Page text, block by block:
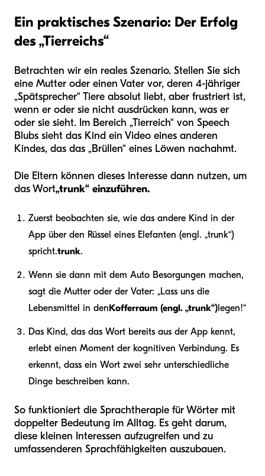
Ein praktisches Szenario: Der Erfolg
des „Tierreichs“
Betrachten wir ein reales Szenario. Stellen Sie sich
eine Mutter oder einen Vater vor, deren 4-jähriger
„Spätsprecher“ Tiere absolut liebt, aber frustriert ist,
wenn er oder sie nicht ausdrücken kann, was er
oder sie sieht. Im Bereich „Tierreich“ von Speech
Blubs sieht das Kind ein Video eines anderen
Kindes, das das „Brüllen“ eines Löwen nachahmt.
Die Eltern können dieses Interesse dann nutzen, um
das Wort„trunk“ einzuführen.
Zuerst beobachten sie, wie das andere Kind in der
App über den Rüssel eines Elefanten (engl. „trunk“)
spricht.trunk.
Wenn sie dann mit dem Auto Besorgungen machen,
sagt die Mutter oder der Vater: „Lass uns die
Lebensmittel in denKofferraum (engl. „trunk“) legen!“
Das Kind, das das Wort bereits aus der App kennt,
erlebt einen Moment der kognitiven Verbindung. Es
erkennt, dass ein Wort zwei sehr unterschiedliche
Dinge beschreiben kann.
So funktioniert die Sprachtherapie für Wörter mit
doppelter Bedeutung im Alltag. Es geht darum,
diese kleinen Interessen aufzugreifen und zu
umfassenderen Sprachfähigkeiten auszubauen.